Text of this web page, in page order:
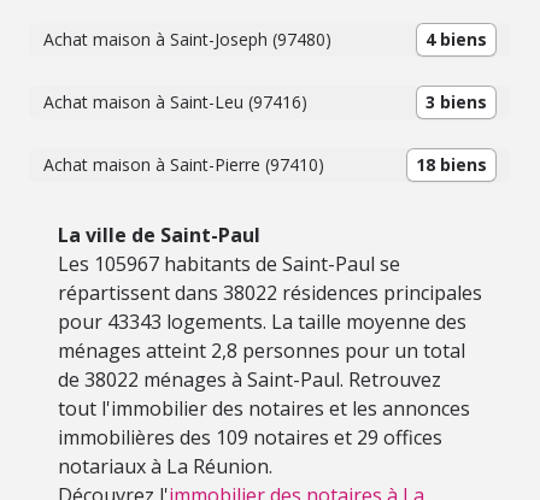
Achat maison à Saint-Joseph (97480) 4 biens
Achat maison à Saint-Leu (97416) 3 biens
Achat maison à Saint-Pierre (97410) 18 biens
La ville de Saint-Paul
Les 105967 habitants de Saint-Paul se
répartissent dans 38022 résidences principales
pour 43343 logements. La taille moyenne des
ménages atteint 2,8 personnes pour un total
de 38022 ménages à Saint-Paul. Retrouvez
tout l'immobilier des notaires et les annonces
immobilières des 109 notaires et 29 offices
notariaux à La Réunion.